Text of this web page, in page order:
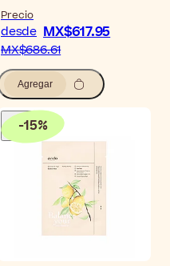
Precio
desde MX$617.95
MX$686.61
Agregar
-15%